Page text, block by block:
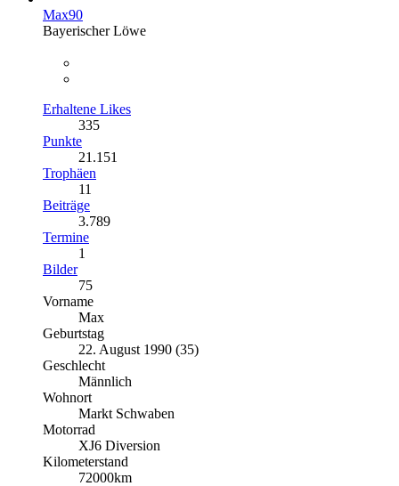
Max90
Bayerischer Löwe
Erhaltene Likes
335
Punkte
21.151
Trophäen
11
Beiträge
3.789
Termine
1
Bilder
75
Vorname
Max
Geburtstag
22. August 1990 (35)
Geschlecht
Männlich
Wohnort
Markt Schwaben
Motorrad
XJ6 Diversion
Kilometerstand
72000km